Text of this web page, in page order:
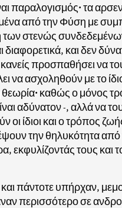
παραλογισμός• τα
από την Φύση με
των στενώς
διαφορετικά, και δεν
προσπαθήσει να
να ασχοληθούν με το
καθώς ο μόνος
αδύνατον -, αλλά να
ίδιοι και ο τρόπος
την θηλυκότητα από
εκφυλίζοντάς τους και
πάντοτε υπήρχαν,
περισσότερο σε